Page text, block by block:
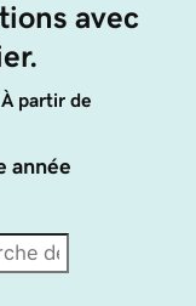
avec
partir de
année